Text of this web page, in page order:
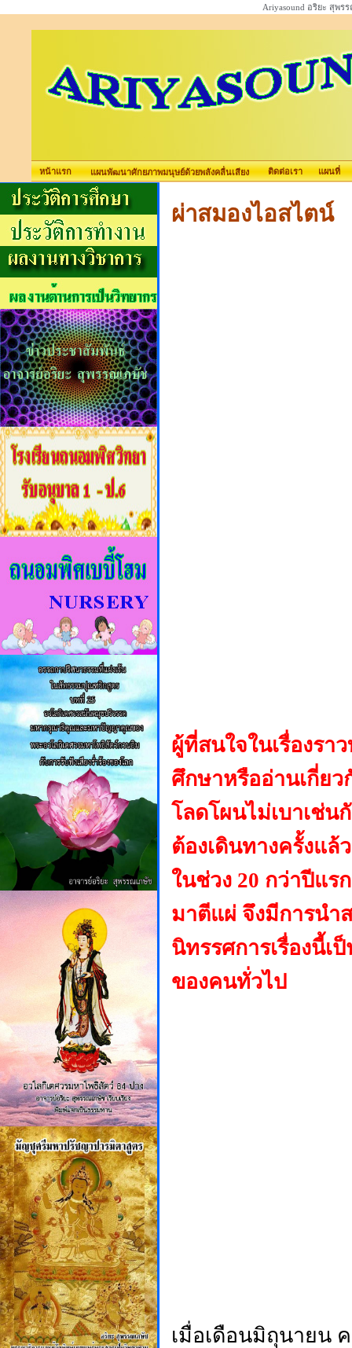
Ariyasound อริยะ สุพ
หน้าแรก แผนพัฒนาศักยภาพมนุษย์ด้วยพลังคลื่นเสียง ติดต่อเรา แผนที่
ผ่าสมองไอสไตน์
ผู้ที่สนใจในเรื่องร
ศึกษาหรืออ่านเกี่ย
โลดโผนไม่เบาเช่
ต้องเดินทางครั้งแล้
ในช่วง 20 กว่าปีแร
มาตีแผ่ จึงมีการนำ
นิทรรศการเรื่องนี้เ
ของคนทั่วไป
เมื่อเดือนมิถุนายน